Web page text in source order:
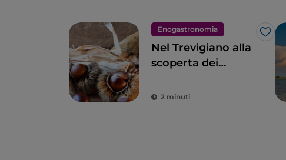
Enogastronomia
Like
Nel Trevigiano alla
scoperta dei
Monfenera IGP
2 minuti